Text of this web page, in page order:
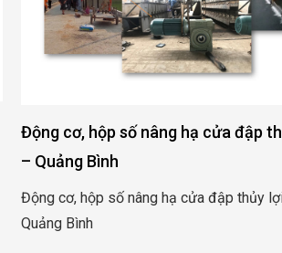
Động cơ, hộp số nâng hạ cửa đập
– Quảng Bình
Động cơ, hộp số nâng hạ cửa đập thủy
Quảng Bình